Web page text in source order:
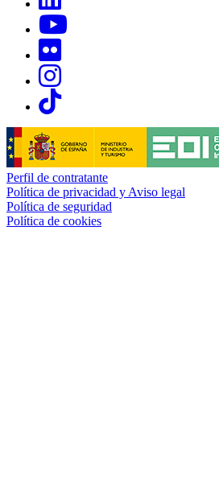
Links, Opens in this window
Links, Opens in this window
Links, Opens in this window
Perfil de contratante
Política de privacidad y Aviso legal
Política de seguridad
Política de cookies